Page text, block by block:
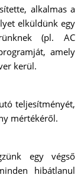
alkalmas a
elküldünk egy
(pl. AC
amely
kerül.
teljesítményét,
mértékéről.
egy végső
hibátlanul